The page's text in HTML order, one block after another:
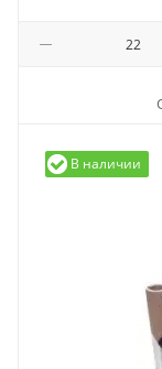
В наличии